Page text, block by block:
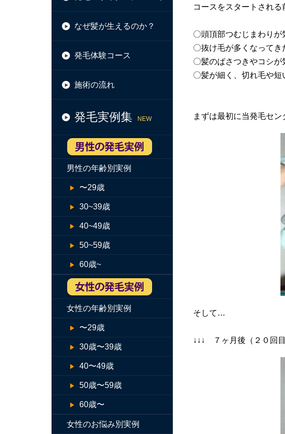
なぜ髪が生えるのか？
発毛体験コース
施術の流れ
発毛実例集 NEW
男性の年齢別実例
〜29歳
30~39歳
40~49歳
50~59歳
60歳~
女性の年齢別実例
〜29歳
30歳〜39歳
40〜49歳
50歳〜59歳
60歳〜
女性のお悩み別実例
コースをスタートされる
〇頭頂部つむじまわりが
〇抜け毛が多くなってき
〇髪のぱさつきやコシが
〇髪が細く、切れ毛や短
まずは最初に当発毛セン
そして…
↓↓↓ ７ヶ月後（２０回